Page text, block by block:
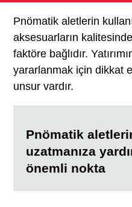
Pnömatik aletlerin
aksesuarların
faktöre bağlıdır.
yararlanmak için dikkat
unsur vardır.
Pnömatik
uzatmanıza
önemli nokta